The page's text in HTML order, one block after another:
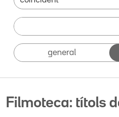
general
Filmoteca: títols